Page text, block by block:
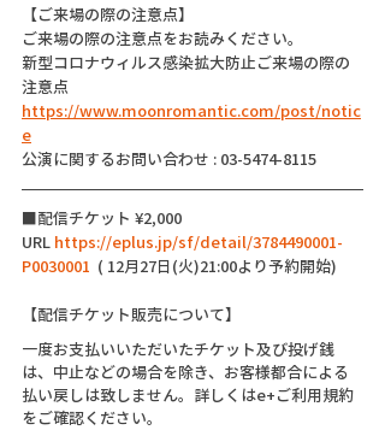
【ご来場の際の注意点】
ご来場の際の注意点をお読みください。
新型コロナウィルス感染拡大防止ご来場の際の
注意点
https://www.moonromantic.com/post/notic
e
公演に関するお問い合わせ : 03-5474-8115
■配信チケット ¥2,000
URL https://eplus.jp/sf/detail/3784490001-
P0030001
  ( 12月27日(火)21:00より予約開始)
【配信チケット販売について】
一度お支払いいただいたチケット及び投げ銭
は、中止などの場合を除き、お客様都合による
払い戻しは致しません。詳しくはe+ご利用規約
をご確認ください。